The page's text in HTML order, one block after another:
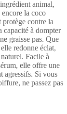
animal,
la coco
protège contre la
capacité à dompter
graisse pas. Que
redonne éclat,
Facile à
elle offre une
agressifs. Si vous
ne passez pas